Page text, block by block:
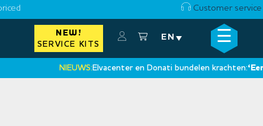
Customer service
NEW!
SERVICE KITS
EN ☰
Elvacenter en Donati bundelen krachten: ‘Een
×